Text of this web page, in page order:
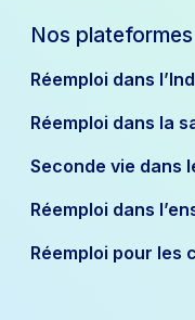
Nos
Réemploi dans
Réemploi dans la
Seconde vie dans
Réemploi dans
Réemploi pour les